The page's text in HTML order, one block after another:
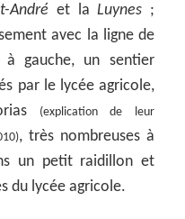
André et laLuynes ;
avec la ligne de
gauche, un sentier
par le lycée agricole,
(explication de leur
, très nombreuses à
un petit raidillon et
du lycée agricole.